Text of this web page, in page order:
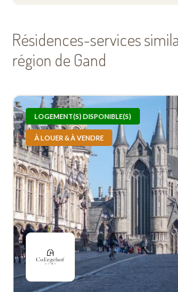
Résidences-services
région de Gand
LOGEMENT(S) DISPONIBLE(S)
À LOUER & À VENDRE